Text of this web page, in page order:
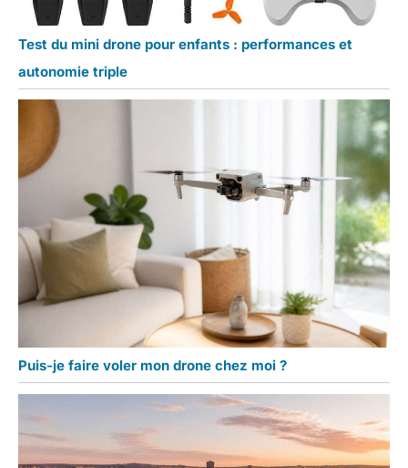
Test du mini drone pour enfants : performances et
autonomie triple
Puis-je faire voler mon drone chez moi ?